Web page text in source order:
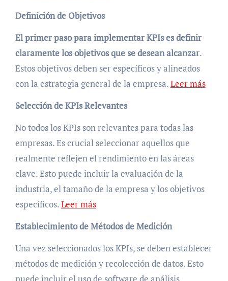
Definición de Objetivos
El primer paso para implementar KPIs es definir
claramente los objetivos que se desean alcanzar.
Estos objetivos deben ser específicos y alineados
con la estrategia general de la empresa.Leer más
Selección de KPIs Relevantes
No todos los KPIs son relevantes para todas las
empresas. Es crucial seleccionar aquellos que
realmente reflejen el rendimiento en las áreas
clave. Esto puede incluir la evaluación de la
industria, el tamaño de la empresa y los objetivos
específicos.Leer más
Establecimiento de Métodos de Medición
Una vez seleccionados los KPIs, se deben establecer
métodos de medición y recolección de datos. Esto
puede incluir el uso de software de análisis,